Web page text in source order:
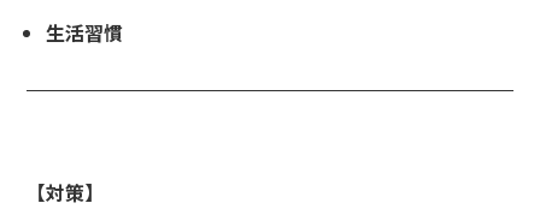
生活習慣
【対策】